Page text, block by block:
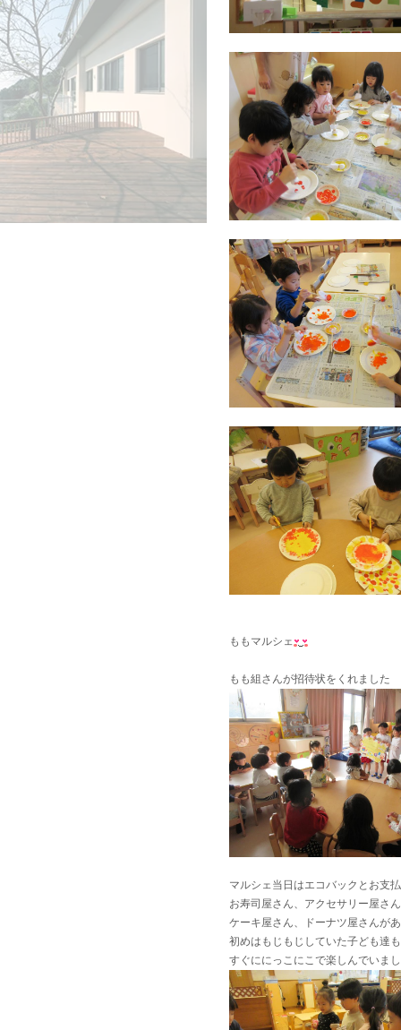
ももマルシェ
もも組さんが招待状をくれました
マルシェ当日はエコバックとお支
お寿司屋さん、アクセサリー屋さん
ケーキ屋さん、ドーナツ屋さんが
初めはもじもじしていた子ども達も
すぐににっこにこで楽しんでいま